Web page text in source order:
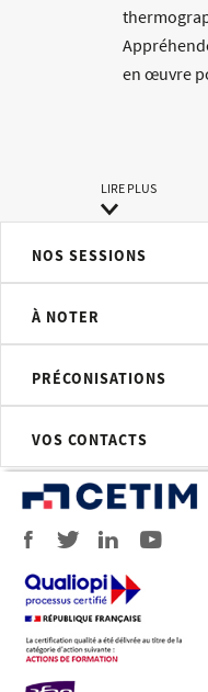
en œuvre
simples et
Méthodes
théorie et
QCM
Profil du
Formateur
domaine,
techniques en
Personnel
Toute
LIRE PLUS
NOS SESSIONS
À NOTER
PRÉCONISATIONS
VOS CONTACTS